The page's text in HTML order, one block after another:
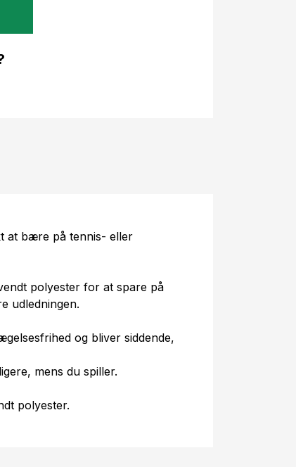
at bære på tennis- eller
polyester for at spare på
udledningen.
og bliver siddende,
mens du spiller.
polyester.